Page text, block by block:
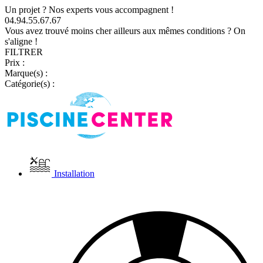
Un projet ? Nos experts vous accompagnent !
04.94.55.67.67
Vous avez trouvé moins cher ailleurs aux mêmes conditions ? On
s'aligne !
FILTRER
Prix :
Marque(s) :
Catégorie(s) :
Installation